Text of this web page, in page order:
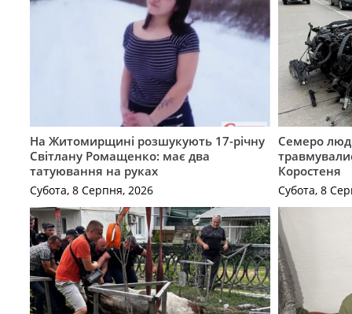
На Житомирщині розшукують 17-річну
Світлану Ромащенко: має два
татуювання на руках
Субота, 8 Серпня, 2026
Семеро
Коростеня
Субота, 8